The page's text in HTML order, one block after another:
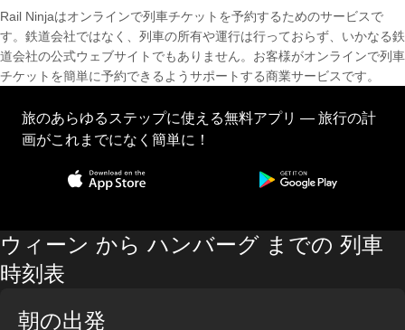
Rail Ninjaはオンラインで列車チケットを予約するためのサービスで
す。鉄道会社ではなく、列車の所有や運行は行っておらず、いかなる鉄
道会社の公式ウェブサイトでもありません。お客様がオンラインで列車
チケットを簡単に予約できるようサポートする商業サービスです。
旅のあらゆるステップに使える無料アプリ — 旅行の計
画がこれまでになく簡単に！
ウィーン から ハンバーグ までの 列車
時刻表
朝の出発